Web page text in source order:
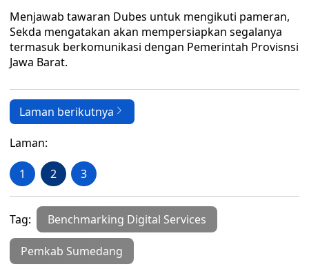
Menjawab tawaran Dubes untuk mengikuti pameran,
Sekda mengatakan akan mempersiapkan segalanya
termasuk berkomunikasi dengan Pemerintah Provisnsi
Jawa Barat.
Laman berikutnya
Laman:
1 2 3
Tag: Benchmarking Digital Services
Pemkab Sumedang